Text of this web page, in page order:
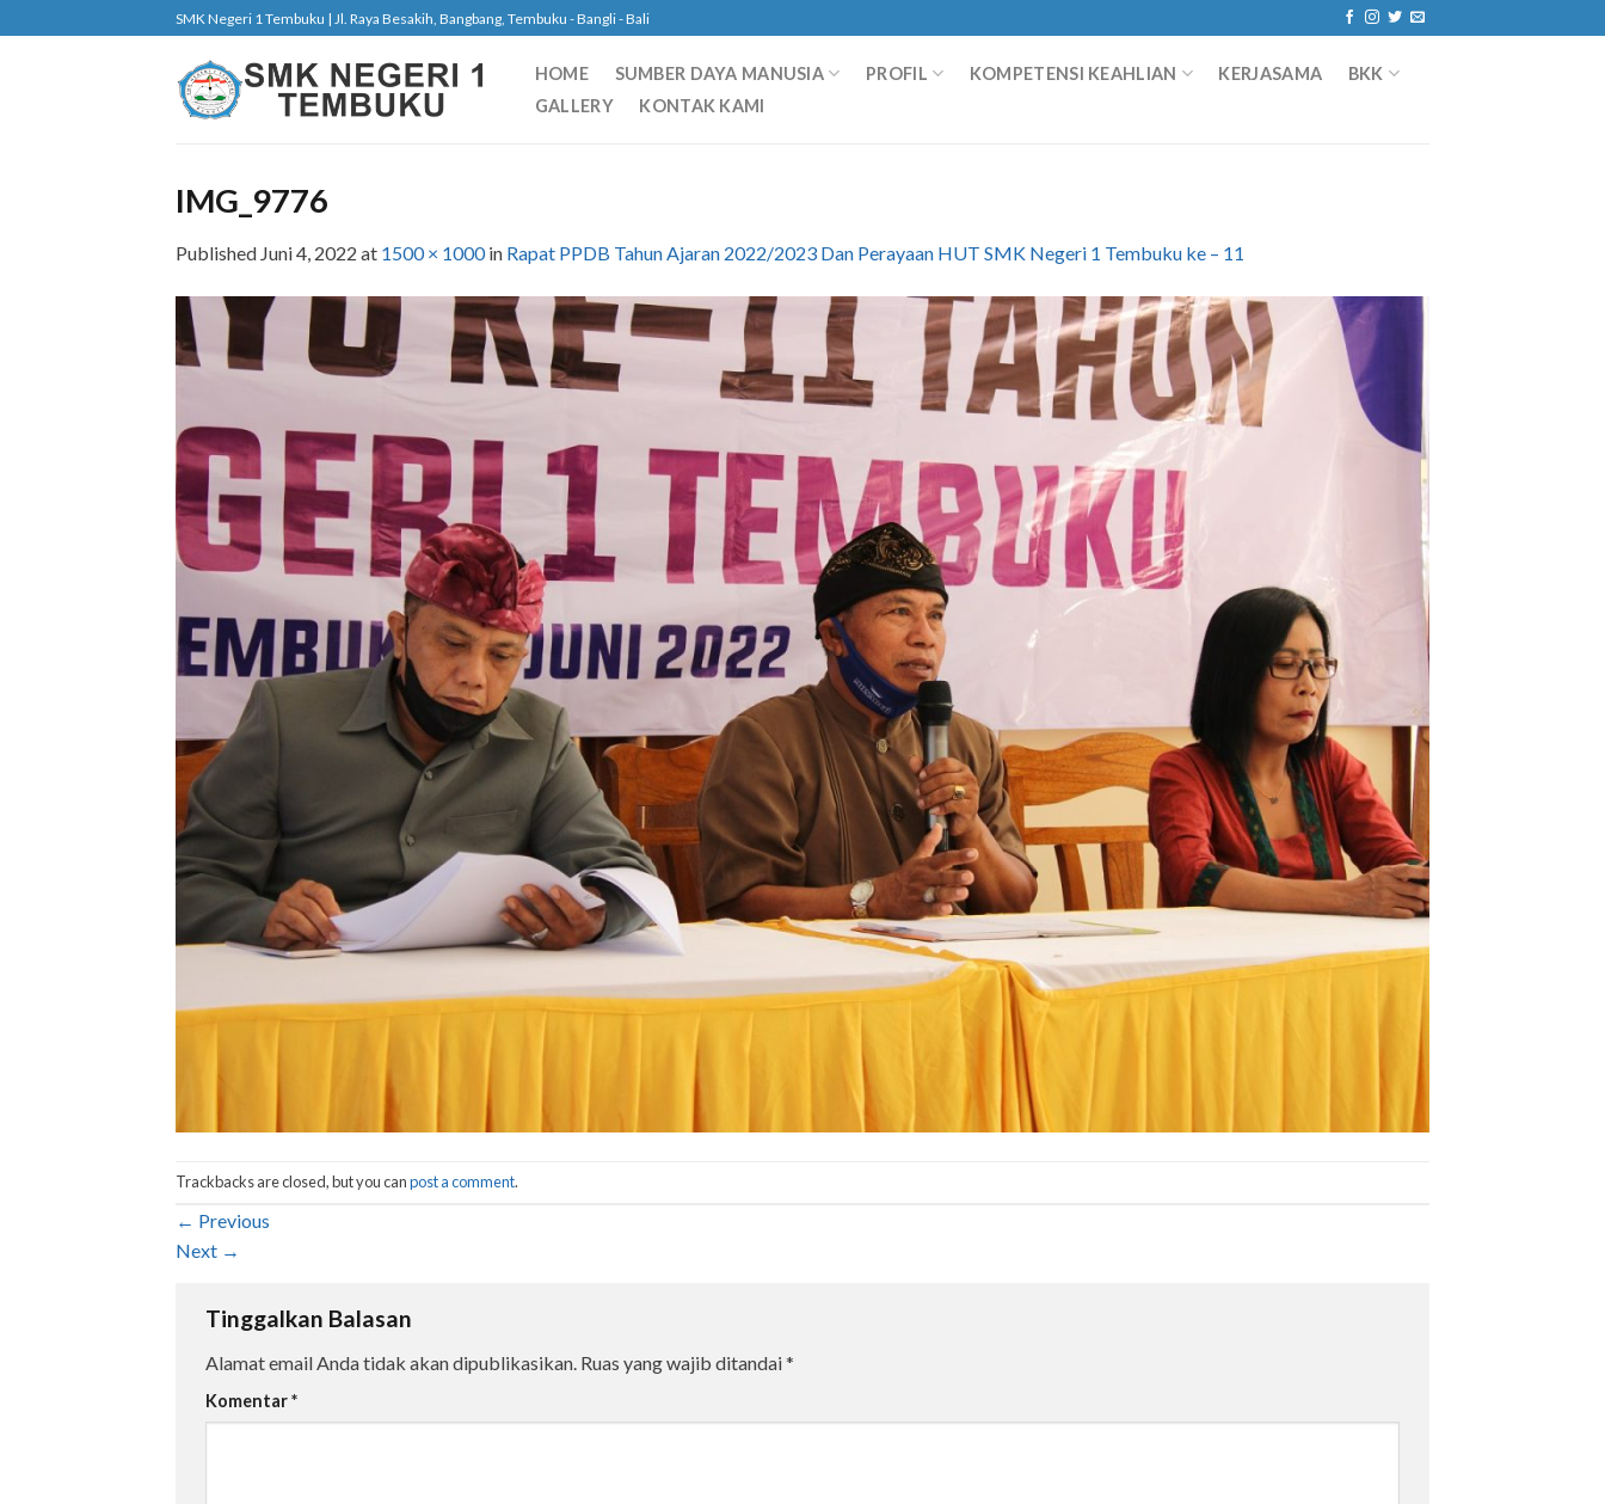
to
SMK Negeri 1 Tembuku | Jl. Raya Besakih, Bangbang, Tembuku - Bangli - Bali
HOME SUMBER DAYA MANUSIA PROFIL KOMPETENSI KEAHLIAN KERJASAMA
BKK
GALLERY
KONTAK KAMI
IMG_9776
Published Juni 4, 2022 at 1500 × 1000in Rapat PPDB Tahun Ajaran 2022/2023 Dan Perayaan HUT SMK Negeri 1 Tembuku ke – 11
Trackbacks are closed, but you canpost a comment.
← Previous
Next →
Tinggalkan Balasan
Alamat email Anda tidak akan dipublikasikan. Ruas yang wajib ditandai*
Komentar*